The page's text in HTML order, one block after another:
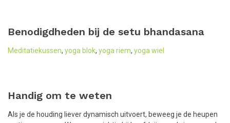
Benodigdheden bij de setu bhandasana
Meditatiekussen, yoga blok, yoga riem, yoga wiel
Handig om te weten
Als je de houding liever dynamisch uitvoert, beweeg je de heupen